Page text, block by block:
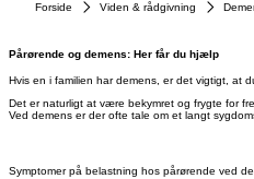
Forside Viden & rådgivning
Pårørende og demens: Her får du hjælp
Hvis en i familien har demens, er det vigtigt, at
Det er naturligt at være bekymret og frygte for
Ved demens er der ofte tale om et langt
Symptomer på belastning hos pårørende ved